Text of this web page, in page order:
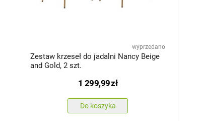
wyprzedano
Zestaw krzeseł do jadalni Nancy Beige
and Gold, 2 szt.
1 299,99zł
Do koszyka